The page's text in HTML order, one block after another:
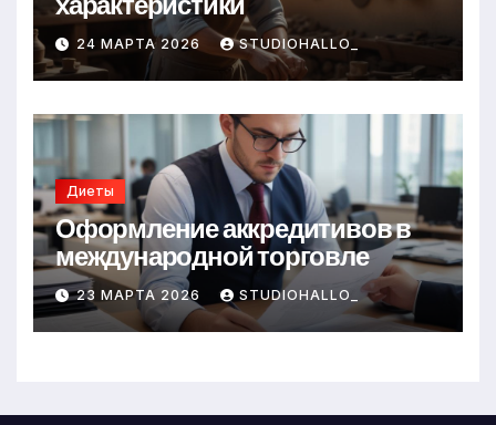
24 МАРТА 2026 STUDIOHALLO_
Диеты
Оформление аккредитивов в
международной торговле
23 МАРТА 2026 STUDIOHALLO_